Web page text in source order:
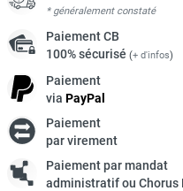
* généralement constaté
PaiementCB
100% sécurisé (+ d'infos)
Paiement
via PayPal
Paiement
par virement
Paiement par mandat
administratif ou Chorus